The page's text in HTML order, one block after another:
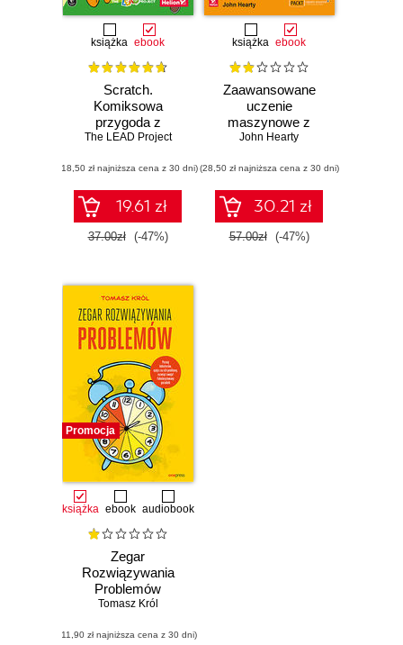
książka ebook
Scratch.
Komiksowa
przygoda z
programowaniem
The LEAD Project
(18,50 zł najniższa cena z 30 dni)
19.61 zł
37.00zł (-47%)
książka ebook
Zaawansowane
uczenie
maszynowe z
językiem Python
John Hearty
(28,50 zł najniższa cena z 30 dni)
30.21 zł
57.00zł (-47%)
Promocja
książka ebook audiobook
Zegar
Rozwiązywania
Problemów
Tomasz Król
(11,90 zł najniższa cena z 30 dni)